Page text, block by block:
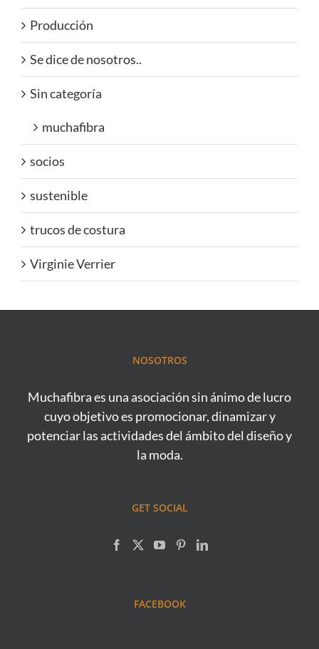
Producción
Se dice de nosotros..
Sin categoría
muchafibra
socios
sustenible
trucos de costura
Virginie Verrier
NOSOTROS
Muchafibra es una asociación sin ánimo de lucro
cuyo objetivo es promocionar, dinamizar y
potenciar las actividades del ámbito del diseño y
la moda.
GET SOCIAL
FACEBOOK